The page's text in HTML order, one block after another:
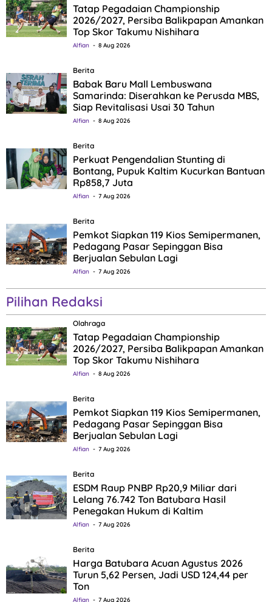
Tatap Pegadaian Championship
2026/2027, Persiba Balikpapan Amankan
Top Skor Takumu Nishihara
Alfian 8 Aug 2026
Berita
Babak Baru Mall Lembuswana
Samarinda: Diserahkan ke Perusda MBS,
Siap Revitalisasi Usai 30 Tahun
Alfian 8 Aug 2026
Berita
Perkuat Pengendalian Stunting di
Bontang, Pupuk Kaltim Kucurkan Bantuan
Rp858,7 Juta
Alfian 7 Aug 2026
Berita
Pemkot Siapkan 119 Kios Semipermanen,
Pedagang Pasar Sepinggan Bisa
Berjualan Sebulan Lagi
Alfian 7 Aug 2026
Pilihan Redaksi
Olahraga
Tatap Pegadaian Championship
2026/2027, Persiba Balikpapan Amankan
Top Skor Takumu Nishihara
Alfian 8 Aug 2026
Berita
Pemkot Siapkan 119 Kios Semipermanen,
Pedagang Pasar Sepinggan Bisa
Berjualan Sebulan Lagi
Alfian 7 Aug 2026
Berita
ESDM Raup PNBP Rp20,9 Miliar dari
Lelang 76.742 Ton Batubara Hasil
Penegakan Hukum di Kaltim
Alfian 7 Aug 2026
Berita
Harga Batubara Acuan Agustus 2026
Turun 5,62 Persen, Jadi USD 124,44 per
Ton
Alfian 7 Aug 2026